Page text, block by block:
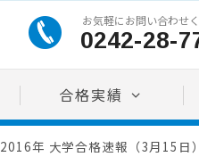
お気軽にお問い合わせ
0242-28-
合格実績
2016年 大学合格速報（3月15日）